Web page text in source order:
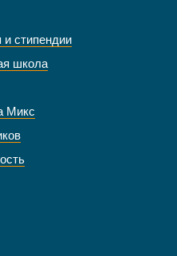
стипендии
школа
Микс